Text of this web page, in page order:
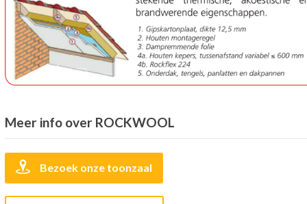
Meer info over ROCKWOOL
Bezoek onze toonzaal